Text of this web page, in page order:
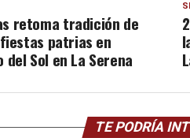
retoma tradición de
patrias en
del Sol en La Serena
TE PODRÍA